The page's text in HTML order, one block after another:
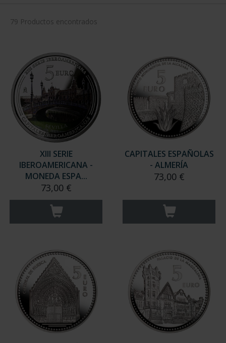
79 Productos encontrados
XIII SERIE
IBEROAMERICANA -
MONEDA ESPA...
73,00 €
CAPITALES ESPAÑOLAS
- ALMERÍA
73,00 €